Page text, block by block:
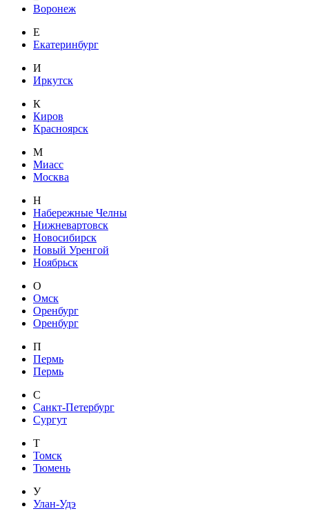
Воронеж
Е
Екатеринбург
И
Иркутск
К
Киров
Красноярск
М
Миасс
Москва
Н
Набережные Челны
Нижневартовск
Новосибирск
Новый Уренгой
Ноябрьск
О
Омск
Оренбург
Оренбург
П
Пермь
Пермь
С
Санкт-Петербург
Сургут
Т
Томск
Тюмень
У
Улан-Удэ